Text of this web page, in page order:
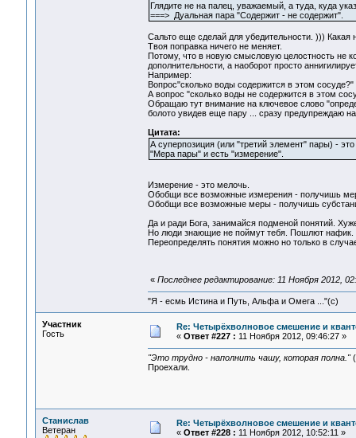
Глядите не на палец, уважаемый, а туда, куда
===> Дуальная пара "Содержит - не содержит".
Сальто еще сделай для убедительности. ))) Какая
Твоя поправка ничего не меняет.
Потому, что в новую смысловую целостность не
дополнительности, а наоборот просто
Например:
Вопрос"сколько воды содержится в этом
А вопрос "сколько воды не содержится в этом
Обращаю тут внимание на ключевое слово
болото увидев еще пару ... сразу предупреждаю
Цитата:
А суперпозиция (или "третий элемент" пары) -
"Мера пары" и есть "измерение".
Измерение - это мелочь.
Обобщи все возможные измерения - получишь
Обобщи все возможные меры - получишь
Да и ради Бога, занимайся подменой понятий.
Но люди знающие не поймут тебя. Пошлют нафик.
Переопределять понятия можно но только в
« Последнее редактирование: 11 Ноября 2012,
"Я - есмь Истина и Путь, Альфа и Омега ..."(с)
Участник
Гость
Re: Четырёхволновое смешение и
« Ответ #227 : 11 Ноября 2012, 09:46:27 »
"Это трудно - наполнить чашу, которая полна."
Проехали.
Станислав
Ветеран
Re: Четырёхволновое смешение и
« Ответ #228 : 11 Ноября 2012, 10:52:11 »